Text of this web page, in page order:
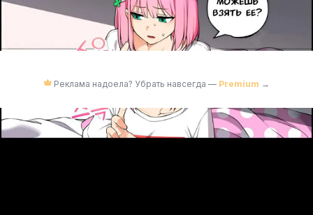
Реклама надоела? Убрать навсегда — Premium →